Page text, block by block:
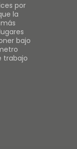
por
la
bajo
trabajo